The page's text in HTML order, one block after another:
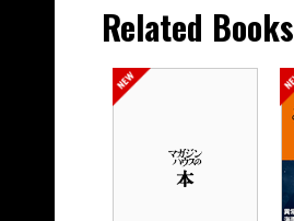
Related Books